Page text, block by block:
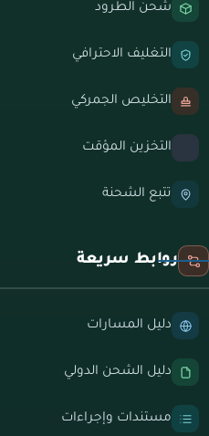
شحن الطرود
التغليف الاحترافي
التخليص الجمركي
التخزين المؤقت
تتبع الشحنة
روابط سريعة
دليل المسارات
دليل الشحن الدولي
مستندات وإجراءات